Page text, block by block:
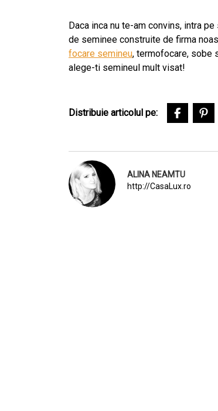
Daca inca nu te-am convins, intra
de seminee construite de firma
focare semineu, termofocare, sobe
alege-ti semineul mult visat!
Distribuie articolul pe:
ALINA NEAMTU
http://CasaLux.ro